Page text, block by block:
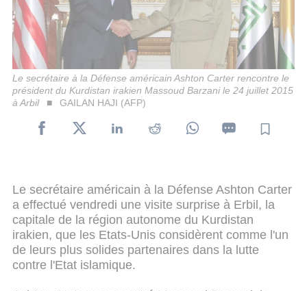
Le secrétaire à la Défense américain Ashton Carter rencontre le
président du Kurdistan irakien Massoud Barzani le 24 juillet 2015
à Arbil
GAILAN HAJI (AFP)
Le secrétaire américain à la Défense Ashton Carter
a effectué vendredi une visite surprise à Erbil, la
capitale de la région autonome du Kurdistan
irakien, que les Etats-Unis considèrent comme l'un
de leurs plus solides partenaires dans la lutte
contre l'Etat islamique.